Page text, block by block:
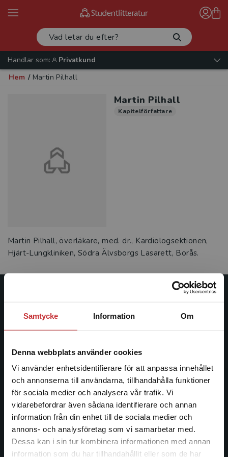
Samtycke Information Om
Denna webbplats använder cookies
Vi använder enhetsidentifierare för att anpassa innehållet
och annonserna till användarna, tillhandahålla funktioner
för sociala medier och analysera vår trafik. Vi
vidarebefordrar även sådana identifierare och annan
information från din enhet till de sociala medier och
annons- och analysföretag som vi samarbetar med.
Dessa kan i sin tur kombinera informationen med annan
information som du har tillhandahållit eller som de har
Begränsad fraktregion
Handlar som:
Privatkund
Hem / Martin Pilhall
Martin Pilhall
Kapitelförfattare
Martin Pilhall, överläkare, med. dr., Kardiologsektionen,
Hjärt-Lungkliniken, Södra Älvsborgs Lasarett, Borås.
Studentlitteratur
Studentlitteratur grundades 1963 och är idag Sveriges
facklitteratur, utbildningar och digitala
längs hela kunskapsresan.
Kontakta oss
Kontakta oss
046-31 20 00